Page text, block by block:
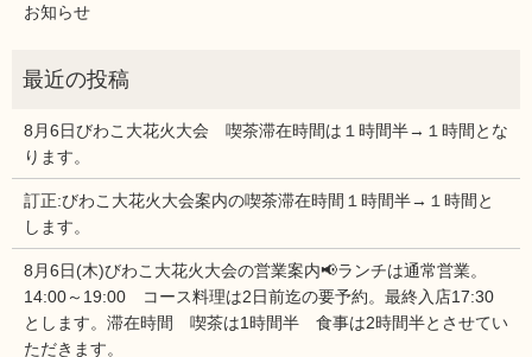
お知らせ
8月6日びわこ大花火大会 喫茶滞在時間は１時間半→１時間とな
ります。
訂正:びわこ大花火大会案内の喫茶滞在時間１時間半→１時間と
します。
8月6日(木)びわこ大花火大会の営業案内📢ランチは通常営業。
14:00～19:00 コース料理は2日前迄の要予約。最終入店17:30
とします。滞在時間 喫茶は1時間半 食事は2時間半とさせてい
ただきます。